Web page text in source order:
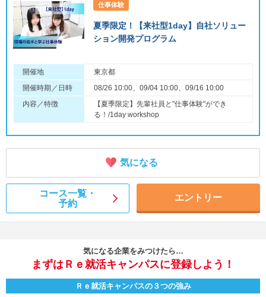
仕事体験
夏季限定！【来社型1day】自社ソリュー
ション開発プログラム
開催地
東京都
開催時期／日時
08/26 10:00、09/04 10:00、09/16 10:00
内容／特徴
【夏季限定】先輩社員と"仕事体験"ができ
る！/1day workshop
気になる
コース一覧・
予約
エントリー
気になる企業をみつけたら…
まずはＲｅ就活キャンパスに登録しよう！
Ｒｅ就活キャンパスの３つの強み